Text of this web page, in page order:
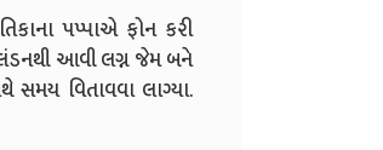
પપ્પાએ ફોન કરી
લંડનથી આવી લગ્ન જેમ બને
વિતાવવા લાગ્યા.